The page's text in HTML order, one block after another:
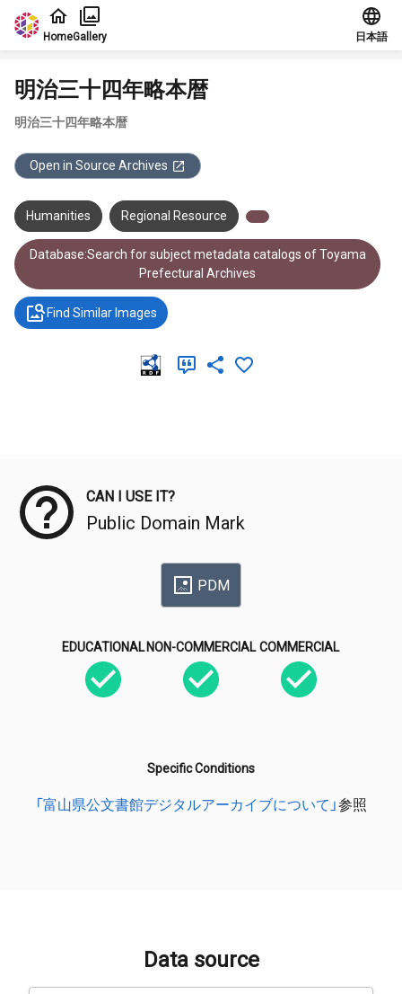
Jump to main content
HomeGallery 日本語
明治三十四年略本暦
明治三十四年略本暦
Open in Source Archives
Humanities Regional Resource
Database:Search for subject metadata catalogs of Toyama
Prefectural Archives
Find Similar Images
CAN I USE IT?
Public Domain Mark
PDM
EDUCATIONAL NON-COMMERCIAL COMMERCIAL
Specific Conditions
「富山県公文書館デジタルアーカイブについて」参照
Data source